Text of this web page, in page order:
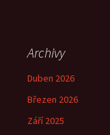
Archivy
Duben 2026
Březen 2026
Září 2025